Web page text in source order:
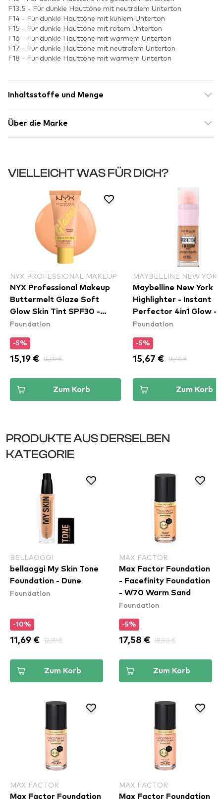
F13.5 - Für dunkle Hauttöne mit neutralem Unterton
F14 - Für dunkle Hauttöne mit kühlem Unterton
F15 - Für dunkle Hauttöne mit rotem Unterton
F16 - Für dunkle Hauttöne mit warmem Unterton
F17 - Für dunkle Hauttöne mit neutralem Unterton
F18 - Für dunkle Hauttöne mit warmem Unterton
Inhaltsstoffe und Menge
Über die Marke
VIELLEICHT WAS FÜR DICH?
NYX PROFESSIONAL MAKEUP
NYX Professional Makeup
Buttermelt Glaze Soft
Glow Skin Tint SPF30 -
Whipped Butta
Foundation
-5%
15,19 € 15,99 €
Zum Korb
MAYBELLINE NEW YORK
Maybelline New York
Highlighter - Instant
Perfector 4in1 Glow -
Medium
Foundation
-5%
15,67 € 16,49 €
Zum Korb
PRODUKTE AUS DERSELBEN
KATEGORIE
BELLAOGGI
bellaoggi My Skin Tone
Foundation - Dune
Foundation
-10%
11,69 € 12,99 €
Zum Korb
MAX FACTOR
Max Factor Foundation
- Facefinity Foundation
- W70 Warm Sand
Foundation
-5%
17,58 € 18,50 €
Zum Korb
MAX FACTOR
Max Factor Foundation
MAX FACTOR
Max Factor Foundation